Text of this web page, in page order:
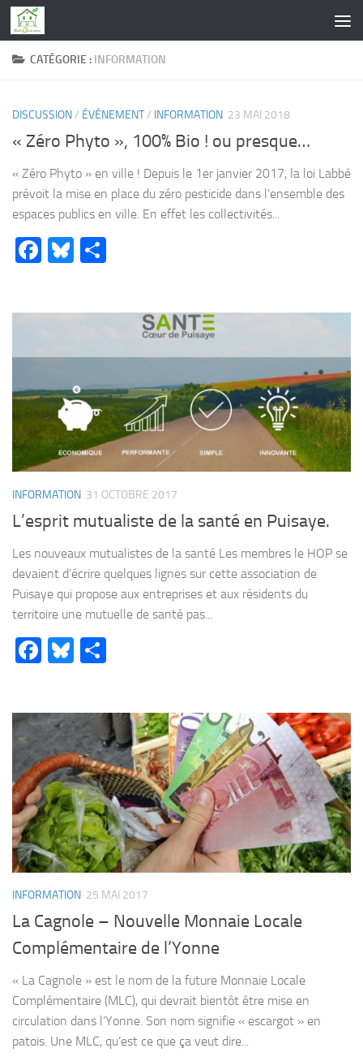
Skip to content
CATÉGORIE : INFORMATION
DISCUSSION/ ÉVÉNEMENT/ INFORMATION 23 MAI 2018
« Zéro Phyto », 100% Bio ! ou presque…
« Zéro Phyto » en ville ! Depuis le 1er janvier 2017, la loi Labbé
prévoit la mise en place du zéro pesticide dans l’ensemble des
espaces publics en ville. En effet les collectivités...
Facebook
Bluesky
INFORMATION 31 OCTOBRE 2017
L’esprit mutualiste de la santé en Puisaye.
Les nouveaux mutualistes de la santé Les membres le HOP se
devaient d’écrire quelques lignes sur cette association de
Puisaye qui propose aux entreprises et aux résidents du
territoire une mutuelle de santé pas...
Facebook
Bluesky
INFORMATION 25 MAI 2017
La Cagnole – Nouvelle Monnaie Locale
Complémentaire de l’Yonne
« La Cagnole » est le nom de la future Monnaie Locale
Complémentaire (MLC), qui devrait bientôt être mise en
circulation dans l’Yonne. Son nom signifie « escargot » en
patois. Une MLC, qu’est ce que ça veut dire...